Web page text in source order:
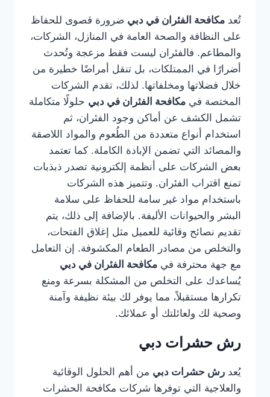
تُعد مكافحة الفئران في دبي ضرورة قصوى للحفاظ
على النظافة والصحة العامة في المنازل، الشركات،
والمطاعم. فالفئران ليست فقط مزعجة وتُحدث
أضرارًا في الممتلكات، بل تنقل أمراضًا خطيرة من
خلال فضلاتها ومخلفاتها. لذلك، تقدم الشركات
المختصة في مكافحة الفئران في دبي حلولًا متكاملة
تشمل الكشف عن أماكن وجود الفئران، ثم
استخدام أنواع متعددة من الطُعوم والمواد اللاصقة
والمصائد التي تضمن الإبادة الكاملة. كما تعتمد
بعض الشركات على أنظمة إلكترونية تصدر ذبذبات
تمنع اقتراب الفئران. وتتميز هذه الشركات
باستخدام مواد غير سامة للحفاظ على سلامة
البشر والحيوانات الأليفة. بالإضافة إلى ذلك، يتم
تقديم نصائح وقائية للعميل مثل إغلاق الفتحات،
والتخلص من مصادر الطعام المكشوفة. إن التعامل
مع جهة محترفة في مكافحة الفئران في دبي
يُساعدك على التخلص من المشكلة بسرعة ومنع
تكرارها مستقبلاً، مما يوفر لك بيئة نظيفة وآمنة
وصحية لك ولعائلتك أو عملائك.
رش حشرات دبي
يُعد رش حشرات دبي من أهم الحلول الوقائية
والعلاجية التي توفرها شركات مكافحة الحشرات